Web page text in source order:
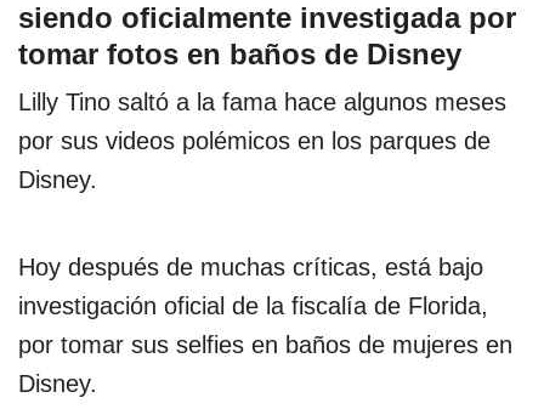
siendo oficialmente investigada por
tomar fotos en baños de Disney
Lilly Tino saltó a la fama hace algunos meses
por sus videos polémicos en los parques de
Disney.
Hoy después de muchas críticas, está bajo
investigación oficial de la fiscalía de Florida,
por tomar sus selfies en baños de mujeres en
Disney.